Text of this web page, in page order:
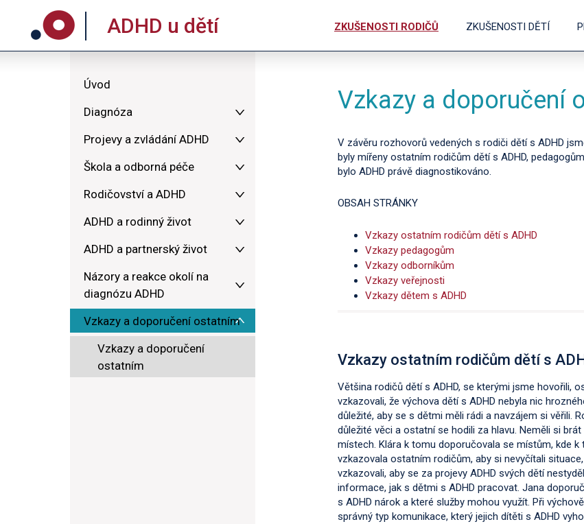
ADHD u dětí ZKUŠENOSTI RODIČŮ ZKUŠENOSTI DĚTÍ
Úvod
Diagnóza
Projevy a zvládání ADHD
Škola a odborná péče
Rodičovství a ADHD
ADHD a rodinný život
ADHD a partnerský život
Názory a reakce okolí na
diagnózu ADHD
Vzkazy a doporučení ostatním
Vzkazy a doporučení
ostatním
Vzkazy a doporučení
V závěru rozhovorů vedených s rodiči dětí s ADHD
byly mířeny ostatním rodičům dětí s ADHD,
bylo ADHD právě diagnostikováno.
OBSAH STRÁNKY
Vzkazy ostatním rodičům dětí s ADHD
Vzkazy pedagogům
Vzkazy odborníkům
Vzkazy veřejnosti
Vzkazy dětem s ADHD
Vzkazy ostatním rodičům dětí s
Většina rodičů dětí s ADHD, se kterými jsme hovořili,
vzkazovali, že výchova dětí s ADHD nebyla nic
důležité, aby se s dětmi měli rádi a navzájem si věřili.
důležité věci a ostatní se hodili za hlavu. Neměli si
místech. Klára k tomu doporučovala se místům, kde
vzkazovala ostatním rodičům, aby si nevyčítali
vzkazovali, aby se za projevy ADHD svých dětí
informace, jak s dětmi s ADHD pracovat. Jana
s ADHD nárok a které služby mohou využít. Při
správný typ komunikace, který jejich dítěti s ADHD